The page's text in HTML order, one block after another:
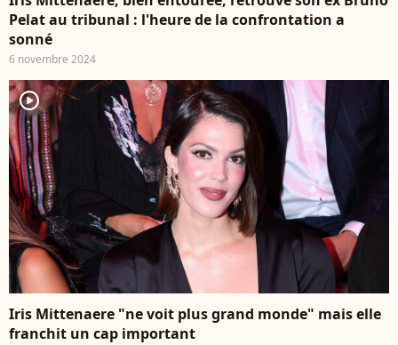
Pelat au tribunal : l'heure de la confrontation a
sonné
6 novembre 2024
player2
Iris Mittenaere "ne voit plus grand monde" mais elle
franchit un cap important